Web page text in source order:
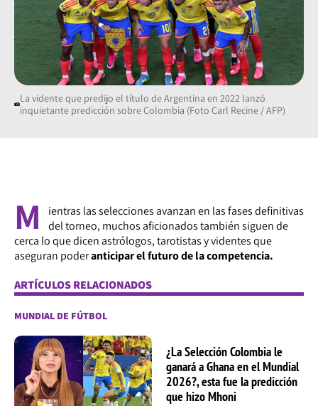
La vidente que predijo el título de Argentina en 2022 lanzó
inquietante predicción sobre Colombia (Foto Carl Recine / AFP)
M
ientras las selecciones avanzan en las fases definitivas
del torneo, muchos aficionados también siguen de
cerca lo que dicen astrólogos, tarotistas y videntes que
aseguran poderanticipar el futuro de la competencia.
ARTÍCULOS RELACIONADOS
MUNDIAL DE FÚTBOL
¿La Selección Colombia le
ganará a Ghana en el Mundial
2026?, esta fue la predicción
que hizo Mhoni